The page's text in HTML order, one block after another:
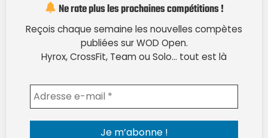
Ne rate plus les prochaines compétitions !
Reçois chaque semaine les nouvelles compètes
publiées sur WOD Open.
Hyrox, CrossFit, Team ou Solo… tout est là